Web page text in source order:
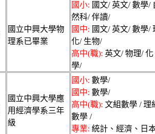
國立中興大學物
理系已畢業
國小: 國文/ 英文/ 數學/
然科/ 伴讀/
國中: 國文/ 英文/ 數學/
化/ 生物/
高中(職): 英文/ 物理/ 化
學/
國立中興大學應
用經濟學系三年
級
國小: 數學/
國中: 數學/
高中(職): 文組數學 / 理
數學 /
專業: 統計、經濟、日